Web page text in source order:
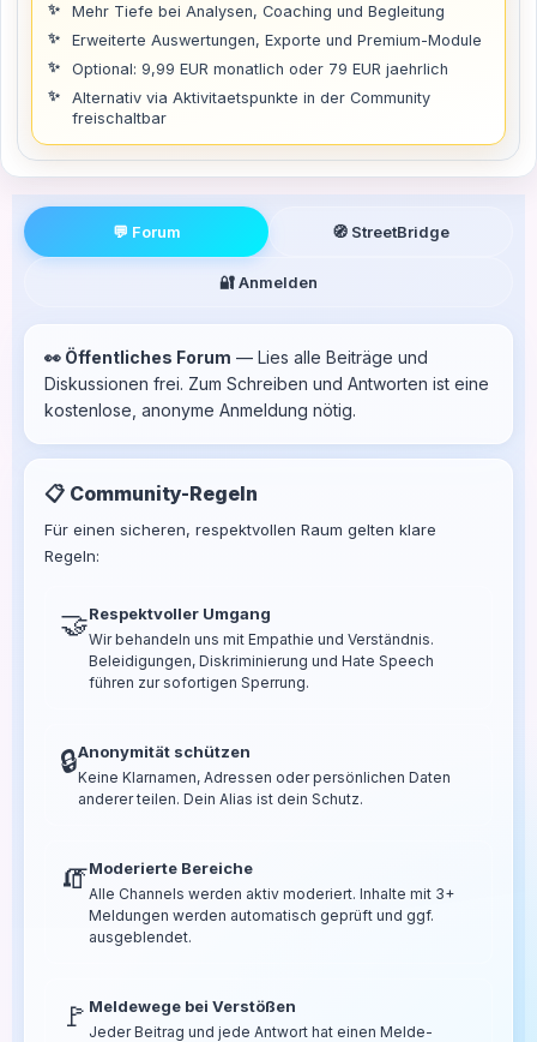
Mehr Tiefe bei Analysen, Coaching und Begleitung
Erweiterte Auswertungen, Exporte und Premium-Module
Optional: 9,99 EUR monatlich oder 79 EUR jaehrlich
Alternativ via Aktivitaetspunkte in der Community
freischaltbar
💬 Forum 🧭 StreetBridge
🔐 Anmelden
👀 Öffentliches Forum — Lies alle Beiträge und
Diskussionen frei. Zum Schreiben und Antworten ist eine
kostenlose, anonyme Anmeldung nötig.
📋 Community-Regeln
Für einen sicheren, respektvollen Raum gelten klare
Regeln:
🤝Respektvoller Umgang
Wir behandeln uns mit Empathie und Verständnis.
Beleidigungen, Diskriminierung und Hate Speech
führen zur sofortigen Sperrung.
🔒Anonymität schützen
Keine Klarnamen, Adressen oder persönlichen Daten
anderer teilen. Dein Alias ist dein Schutz.
🧯Moderierte Bereiche
Alle Channels werden aktiv moderiert. Inhalte mit 3+
Meldungen werden automatisch geprüft und ggf.
ausgeblendet.
🚩 Meldewege bei Verstößen
Jeder Beitrag und jede Antwort hat einen Melde-